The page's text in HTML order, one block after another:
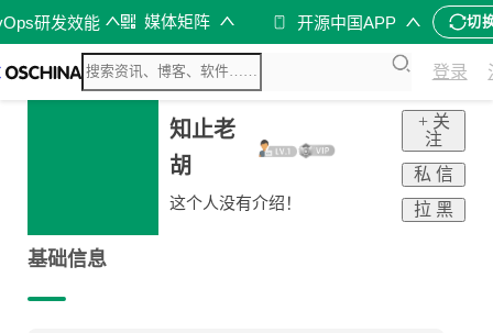
研发效能 媒体矩阵 开源中国APP 切
登录
知止老
胡
这个人没有介绍！
+ 关
注
私 信
拉 黑
基础信息